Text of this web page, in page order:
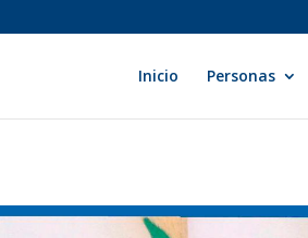
Inicio Personas